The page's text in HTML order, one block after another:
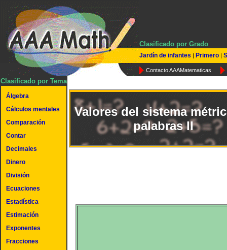
Clasificado por Grado
Jardín de infantes | Primero |
Contacto AAAMatematicas
Clasificado por Tema
Álgebra
Cálculos mentales
Comparación
Contar
Decimales
Dinero
División
Ecuaciones
Estadística
Estimación
Exponentes
Fracciones
Valores del sistema
palabras II